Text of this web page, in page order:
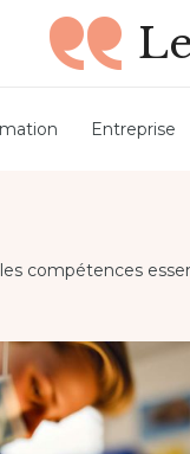
Entreprise
compétences